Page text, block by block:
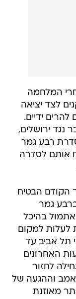
המלחמה
לצד יציאה
ידיים.
נגד ירושלים,
רבע גמר
אותם לסדרה
הקודם הבטיח
גמר
אתמול בהיכל
לעלות למקום
תל אביב עד
האחרונים
לחזור
וההגעה של
מאוזנת